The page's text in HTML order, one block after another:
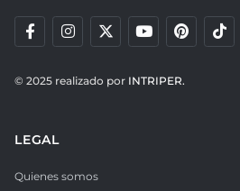
© 2025 realizado por INTRIPER.
LEGAL
Quienes somos